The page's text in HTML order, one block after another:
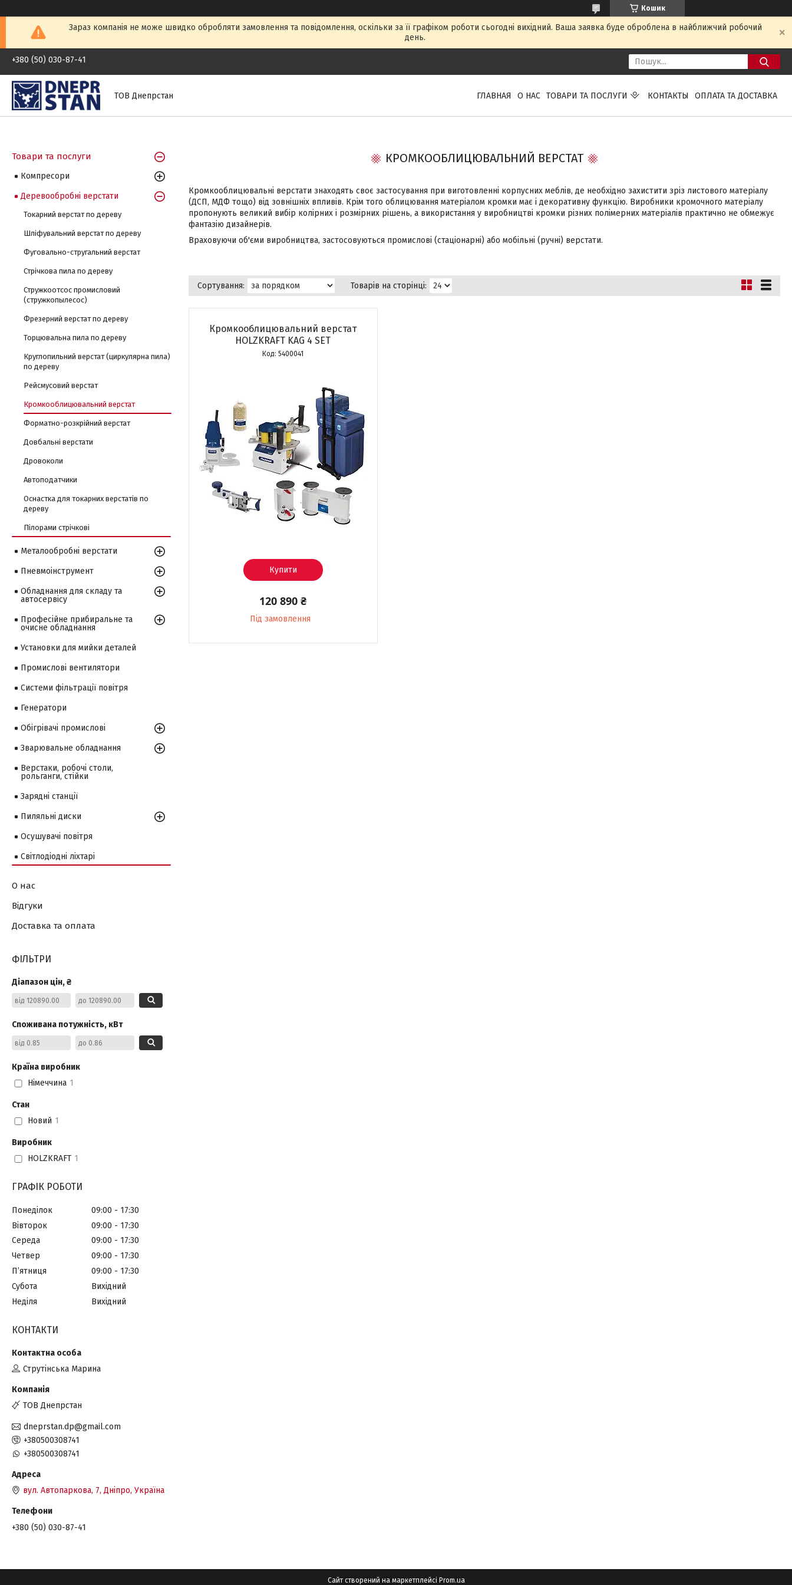
Кошик
Зараз компанія не може швидко обробляти замовлення та повідомлення, оскільки за її графіком роботи сьогодні вихідний. Ваша заявка буде оброблена в найближчий робочий
день.
+380 (50) 030-87-41
ТОВ Днепрстан ГЛАВНАЯ О НАС ТОВАРИ ТА ПОСЛУГИ КОНТАКТЫ ОПЛАТА ТА ДОСТАВКА
КРОМКООБЛИЦЮВАЛЬНИЙ ВЕРСТАТ
Кромкооблицювальні верстати знаходять своє застосування при виготовленні корпусних меблів, де необхідно захистити зріз листового матеріалу
(ДСП, МДФ тощо) від зовнішніх впливів. Крім того облицювання матеріалом кромки має і декоративну функцію. Виробники кромочного матеріалу
пропонують великий вибір колірних і розмірних рішень, а використання у виробництві кромки різних полімерних матеріалів практично не обмежує
фантазію дизайнерів.
Враховуючи об'єми виробництва, застосовуються промислові (стаціонарні) або мобільні (ручні) верстати.
Кромкооблицювальний верстат
HOLZKRAFT KAG 4 SET
5400041
Купити
120 890 ₴
Під замовлення
Товари та послуги
Компресори
Деревообробні верстати
Токарний верстат по дереву
Шліфувальний верстат по дереву
Фуговально-стругальний верстат
Стрічкова пила по дереву
Стружкоотсос промисловий
(стружкопылесос)
Фрезерний верстат по дереву
Торцювальна пила по дереву
Круглопильний верстат (циркулярна пила)
по дереву
Рейсмусовий верстат
Кромкооблицювальний верстат
Форматно-розкрійний верстат
Довбальні верстати
Дровоколи
Автоподатчики
Оснастка для токарних верстатів по
дереву
Пілорами стрічкові
Металообробні верстати
Пневмоінструмент
Обладнання для складу та
автосервісу
Професійне прибиральне та
очисне обладнання
Установки для мийки деталей
Промислові вентилятори
Системи фільтрації повітря
Генератори
Обігрівачі промислові
Зварювальне обладнання
Верстаки, робочі столи,
рольганги, стійки
Зарядні станції
Пиляльні диски
Осушувачі повітря
Світлодіодні ліхтарі
О нас
Відгуки
Доставка та оплата
ФІЛЬТРИ
Діапазон цін, ₴
Споживана потужність, кВт
Країна виробник
Німеччина 1
Стан
Новий 1
Виробник
HOLZKRAFT 1
ГРАФІК РОБОТИ
Понеділок 09:00
17:30
Вівторок
09:00
17:30
Середа
09:00
17:30
Четвер
09:00
17:30
Пʼятниця
09:00
17:30
Субота
Вихідний
Неділя
Вихідний
КОНТАКТИ
Струтінська Марина
ТОВ Днепрстан
dneprstan.dp@gmail.com
+380500308741
+380500308741
вул. Автопаркова, 7, Дніпро, Україна
+380 (50) 030-87-41
Сайт створений на маркетплейсі Prom.ua